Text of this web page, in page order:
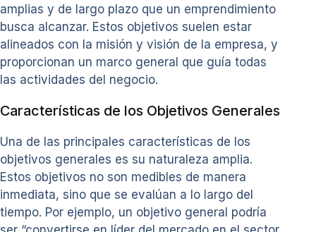
amplias y de largo plazo que un emprendimiento
busca alcanzar. Estos objetivos suelen estar
alineados con la misión y visión de la empresa, y
proporcionan un marco general que guía todas
las actividades del negocio.
Características de los Objetivos Generales
Una de las principales características de los
objetivos generales es su naturaleza amplia.
Estos objetivos no son medibles de manera
inmediata, sino que se evalúan a lo largo del
tiempo. Por ejemplo, un objetivo general podría